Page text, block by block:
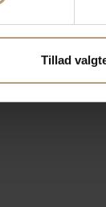
partnere kan
tjenester.
Tillad